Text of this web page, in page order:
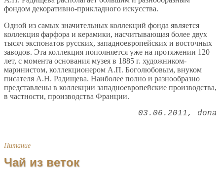
фондом декоративно-прикладного искусства.
Одной из самых значительных коллекций фонда является
коллекция фарфора и керамики, насчитывающая более двух
тысяч экспонатов русских, западноевропейских и восточных
заводов. Эта коллекция пополняется уже на протяжении 120
лет, с момента основания музея в 1885 г. художником-
маринистом, коллекционером А.П. Боголюбовым, внуком
писателя А.Н. Радищева. Наиболее полно и разнообразно
представлены в коллекции западноевропейские производства,
в частности, производства Франции.
03.06.2011 dona
Питание
Чай из веток